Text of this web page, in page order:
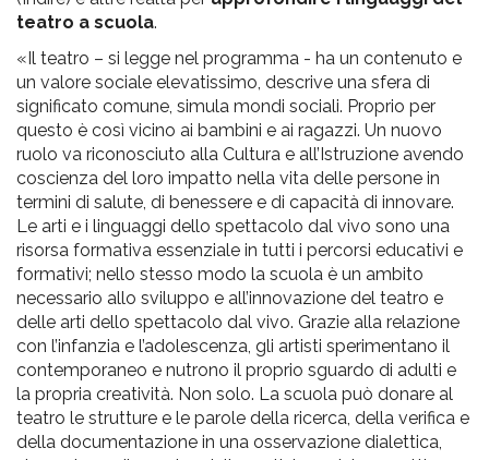
teatro a scuola.
«Il teatro – si legge nel programma - ha un contenuto e
un valore sociale elevatissimo, descrive una sfera di
significato comune, simula mondi sociali. Proprio per
questo è così vicino ai bambini e ai ragazzi. Un nuovo
ruolo va riconosciuto alla Cultura e all’Istruzione avendo
coscienza del loro impatto nella vita delle persone in
termini di salute, di benessere e di capacità di innovare.
Le arti e i linguaggi dello spettacolo dal vivo sono una
risorsa formativa essenziale in tutti i percorsi educativi e
formativi; nello stesso modo la scuola è un ambito
necessario allo sviluppo e all’innovazione del teatro e
delle arti dello spettacolo dal vivo. Grazie alla relazione
con l’infanzia e l’adolescenza, gli artisti sperimentano il
contemporaneo e nutrono il proprio sguardo di adulti e
la propria creatività. Non solo. La scuola può donare al
teatro le strutture e le parole della ricerca, della verifica e
della documentazione in una osservazione dialettica,